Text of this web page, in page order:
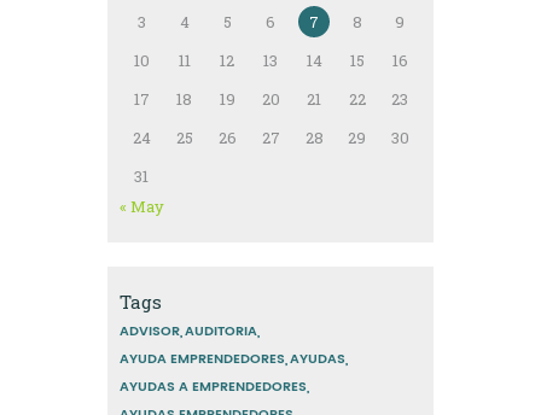
3
4 5 6 7 8
9
10
11 12 13 14 15
16
17
18 19 20 21 22
23
24
25 26 27 28 29
30
31
« May
Tags
ADVISOR AUDITORIA
AYUDA EMPRENDEDORES AYUDAS
AYUDAS A EMPRENDEDORES